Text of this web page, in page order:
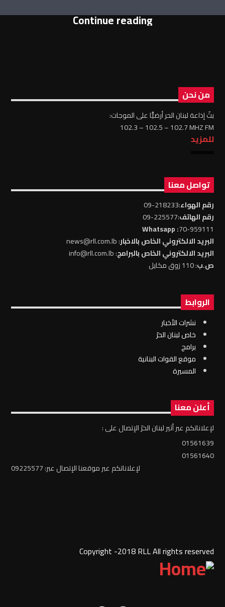
Continue reading
من نحن
بثّ إذاعة لبنان الحر أرضيًّا على الموجات:
102.3 – 102.5 – 102.7 MHZ FM
للمزيد
تواصل معنا
رقم الهواء:218233-09
رقم الهاتف:225577-09
70-959111
: Whatsapp
البريد الالكتروني الخاص بالاخبار: news@rll.com.lb
البريد الالكتروني الخاص بالبرامج: info@rll.com.lb
ص.ب: 110 زوق مكايل
الروابط
نشرات الأخبار
خاص لبنان الحرّ
برامج
موقع القوات البنانية
المسيرة
أعلن معنا
لإعلاناتكم عبر أثير لبنان الحرّ الإتصال على :
01561639
01561640
لإعلاناتكم عبر موقعنا الإتصال عبر: 09225577
Copyright -2018 RLL All rights reserved